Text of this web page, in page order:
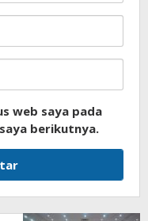
web saya pada
berikutnya.